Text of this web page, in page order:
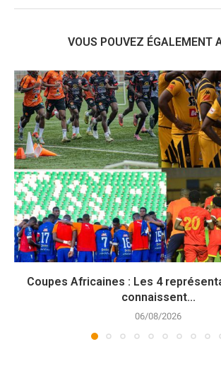
VOUS POUVEZ ÉGALEMENT
Coupes Africaines : Les 4
connaissent...
06/08/2026